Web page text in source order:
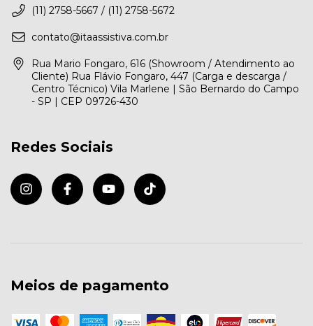
(11) 2758-5667 / (11) 2758-5672
contato@itaassistiva.com.br
Rua Mario Fongaro, 616 (Showroom / Atendimento ao
Cliente) Rua Flávio Fongaro, 447 (Carga e descarga /
Centro Técnico) Vila Marlene | São Bernardo do Campo
- SP | CEP 09726-430
Redes Sociais
Meios de pagamento